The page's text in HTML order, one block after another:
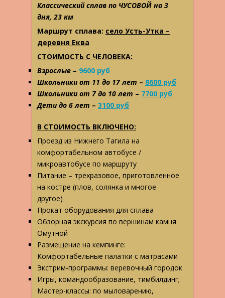
Классический сплав по ЧУСОВОЙ на 3
дня, 23 км
Маршрут сплава: село Усть-Утка –
деревня Еква
СТОИМОСТЬ С ЧЕЛОВЕКА:
Взрослые – 9600 руб
Школьники от 11 до 17 лет – 8600 руб
Школьники от 7 до 10 лет – 7700 руб
Дети до 6 лет – 3100 руб
В СТОИМОСТЬ ВКЛЮЧЕНО:
Проезд из Нижнего Тагила на
комфортабельном автобусе /
микроавтобусе по маршруту
Питание – трехразовое, приготовленное
на костре (плов, солянка и многое
другое)
Прокат оборудования для сплава
Обзорная экскурсия по вершинам камня
Омутной
Размещение на кемпинге:
Комфортабельные палатки с матрасами
Экстрим-программы: веревочный городок
Игры, командообразование, тимбилдинг;
Мастер-классы: по мыловарению,